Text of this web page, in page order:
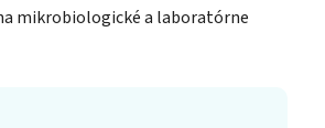
mikrobiologické a laboratórne